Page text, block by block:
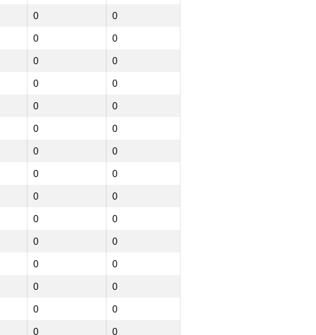
0
0
0
0
0
0
0
0
0
0
0
0
0
0
0
0
0
0
0
0
0
0
0
0
0
0
0
0
0
0
0
0
0
0
0
0
0
0
0
0
0
0
0
0
0
0
0
0
0
0
0
0
0
0
0
0
0
0